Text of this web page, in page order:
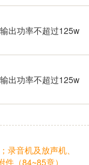
出功率不超过125w
出功率不超过125w
音机及放声机、
（84~85章）